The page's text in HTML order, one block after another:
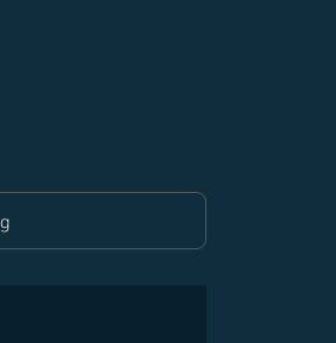
Hạng phổ thông Selected